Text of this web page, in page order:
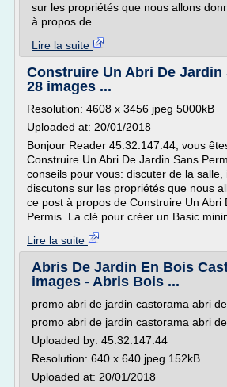
sur les propriétés que nous allons
à propos de...
Lire la suite
Construire Un Abri De Jardin
28 images ...
Resolution: 4608 x 3456 jpeg 5000kB
Uploaded at: 20/01/2018
Bonjour Reader 45.32.147.44, vous
Construire Un Abri De Jardin Sans
conseils pour vous: discuter de la
discutons sur les propriétés que nous
ce post à propos de Construire Un Abri
Permis. La clé pour créer un Basic
Lire la suite
Abris De Jardin En Bois
images - Abris Bois ...
promo abri de jardin castorama abri
promo abri de jardin castorama abri
Uploaded by: 45.32.147.44
Resolution: 640 x 640 jpeg 152kB
Uploaded at: 20/01/2018